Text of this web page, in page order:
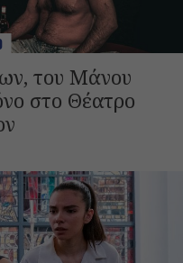
του Μάνου
στο Θέατρο